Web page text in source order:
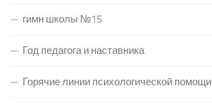
гимн школы №15
Год педагога и наставника
Горячие линии психологической помощи